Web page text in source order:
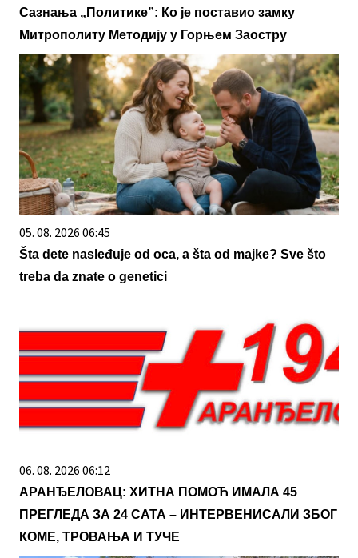
Сазнања „Политике”: Ко је поставио замку
Митрополиту Методију у Горњем Заостру
05. 08. 2026 06:45
Šta dete nasleđuje od oca, a šta od majke? Sve što
treba da znate o genetici
06. 08. 2026 06:12
АРАНЂЕЛОВАЦ: ХИТНА ПОМОЋ ИМАЛА 45
ПРЕГЛЕДА ЗА 24 САТА – ИНТЕРВЕНИСАЛИ ЗБОГ
КОМЕ, ТРОВАЊА И ТУЧЕ